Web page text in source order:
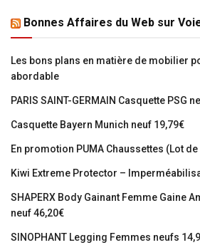
Bonnes Affaires du Web sur
Les bons plans en matière de mobilier
abordable
PARIS SAINT-GERMAIN Casquette PSG
Casquette Bayern Munich neuf 19,79€
En promotion PUMA Chaussettes (Lot
Kiwi Extreme Protector –
SHAPERX Body Gainant Femme Gaine
neuf 46,20€
SINOPHANT Legging Femmes neufs